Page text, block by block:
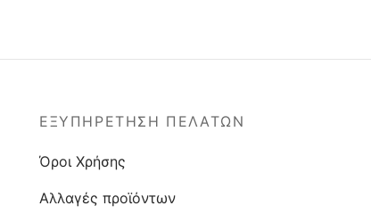
ΕΞΥΠΗΡΕΤΗΣΗ ΠΕΛΑΤΩΝ
Όροι Χρήσης
Αλλαγές προϊόντων